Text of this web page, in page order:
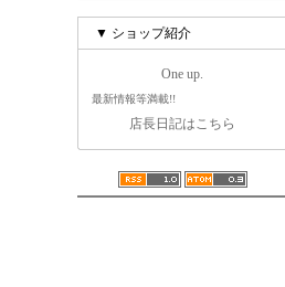
▼ ショップ紹介
One up.
最新情報等満載!!
店長日記はこちら